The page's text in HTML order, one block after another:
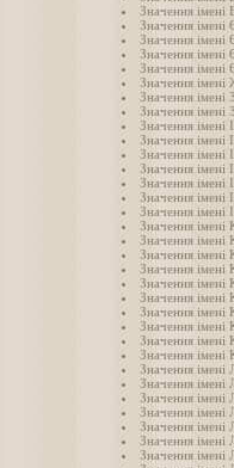
Значення імені
Значення імені
Значення імені
Значення імені
Значення імені
Значення імені
Значення імені
Значення імені
Значення імені
Значення імені
Значення імені
Значення імені
Значення імені
Значення імені
Значення імені
Значення імені
Значення імені
Значення імені
Значення імені
Значення імені
Значення імені
Значення імені
Значення імені
Значення імені
Значення імені
Значення імені
Значення імені
Значення імені
Значення імені
Значення імені
Значення імені
Значення імені